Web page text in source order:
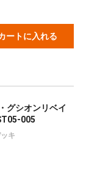
ートに入れる
グシオンリベイ
005
キ